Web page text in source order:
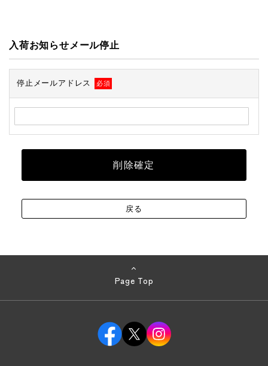
入荷お知らせメール停止
停止メールアドレス 必須
Page Top